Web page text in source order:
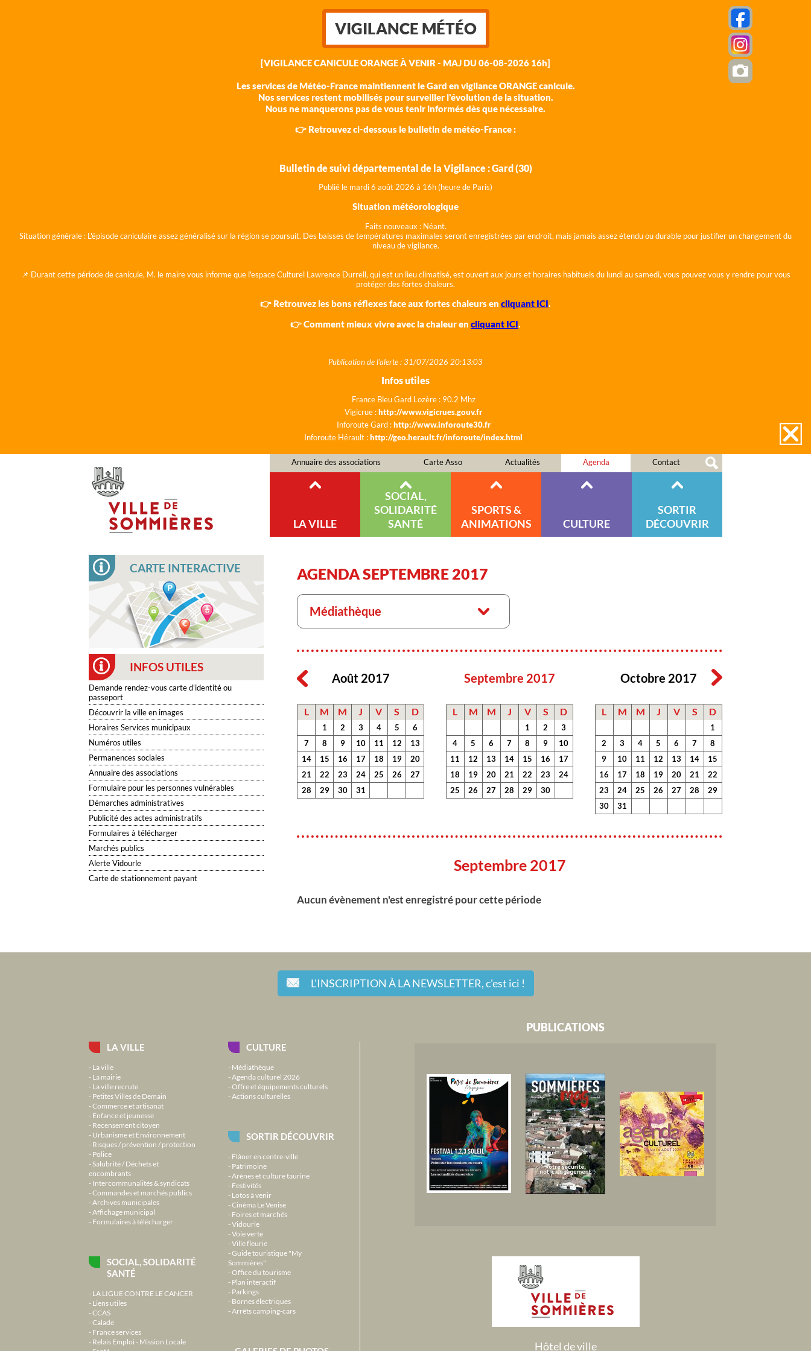
VIGILANCE MÉTÉO
[VIGILANCE CANICULE ORANGE À VENIR - MAJ DU 06-08-2026 16h]
Les services de Météo-France maintiennent le Gard en vigilance ORANGE canicule.
Nos services restent mobilisés pour surveiller l'évolution de la situation.
Nous ne manquerons pas de vous tenir informés dès que nécessaire.
👉 Retrouvez ci-dessous le bulletin de météo-France :
Bulletin de suivi départemental de la Vigilance : Gard (30)
Publié le mardi 6 août 2026 à 16h (heure de Paris)
Situation météorologique
Faits nouveaux : Néant.
Situation générale : L'épisode caniculaire assez généralisé sur la région se poursuit. Des baisses de températures maximales seront enregistrées par endroit, mais jamais assez étendu ou durable pour justifier un changement du
niveau de vigilance.
📌 Durant cette période de canicule, M. le maire vous informe que l'espace Culturel Lawrence Durrell, qui est un lieu climatisé, est ouvert aux jours et horaires habituels du lundi au samedi, vous pouvez vous y rendre pour vous
protéger des fortes chaleurs.
👉 Retrouvez les bons réflexes face aux fortes chaleurs en cliquant ICI.
👉 Comment mieux vivre avec la chaleur en cliquant ICI.
Publication de l'alerte : 31/07/2026 20:13:03
Infos utiles
France Bleu Gard Lozère : 90.2 Mhz
Vigicrue :http://www.vigicrues.gouv.fr
Inforoute Gard :http://www.inforoute30.fr
Inforoute Hérault :http://geo.herault.fr/inforoute/index.html
Annuaire des associations Carte Asso Actualités Agenda Contact
LA VILLE
SOCIAL,
SOLIDARITÉ
SANTÉ
SPORTS &
ANIMATIONS
CULTURE
SORTIR
DÉCOUVRIR
CARTE INTERACTIVE
INFOS UTILES
Demande rendez-vous carte d'identité ou
passeport
Découvrir la ville en images
Horaires Services municipaux
Numéros utiles
Permanences sociales
Annuaire des associations
Formulaire pour les personnes vulnérables
Démarches administratives
Publicité des actes administratifs
Formulaires à télécharger
Marchés publics
Alerte Vidourle
Carte de stationnement payant
AGENDA SEPTEMBRE 2017
Médiathèque
Août 2017
L M M J V S D
1 2 3 4 5
6
7
8 9 10 11 12
13
14
15 16 17 18 19
20
21
22 23 24 25 26
27
28
29 30 31
Septembre 2017
L M M J V S D
1 2
3
4
5 6 7 8 9
10
11
12 13 14 15 16
17
18
19 20 21 22 23
24
25
26 27 28 29 30
Octobre 2017
L M M J V S D
1
2
3 4 5 6 7
8
9
10 11 12 13 14
15
16
17 18 19 20 21
22
23
24 25 26 27 28
29
30
31
Septembre 2017
Aucun évènement n'est enregistré pour cette période
L'INSCRIPTION À LA NEWSLETTER,c'est ici !
LA VILLE
La ville
La mairie
La ville recrute
Petites Villes de Demain
Commerce et artisanat
Enfance et jeunesse
Recensement citoyen
Urbanisme et Environnement
Risques / prévention / protection
Police
Salubrité / Déchets et
encombrants
Intercommunalités & syndicats
Commandes et marchés publics
Archives municipales
Affichage municipal
Formulaires à télécharger
SOCIAL, SOLIDARITÉ
SANTÉ
LA LIGUE CONTRE LE CANCER
Liens utiles
CCAS
Calade
France services
Relais Emploi - Mission Locale
CULTURE
Médiathèque
Agenda culturel 2026
Offre et équipements culturels
Actions culturelles
SORTIR DÉCOUVRIR
Flâner en centre-ville
Patrimoine
Arènes et culture taurine
Festivités
Lotos à venir
Cinéma Le Venise
Foires et marchés
Vidourle
Voie verte
Ville fleurie
Guide touristique "My
Sommières"
Office du tourisme
Plan interactif
Parkings
Bornes électriques
Arrêts camping-cars
PUBLICATIONS
Hôtel de ville